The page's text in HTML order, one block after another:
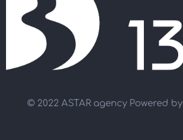
© 2022 ASTAR agency Powered by